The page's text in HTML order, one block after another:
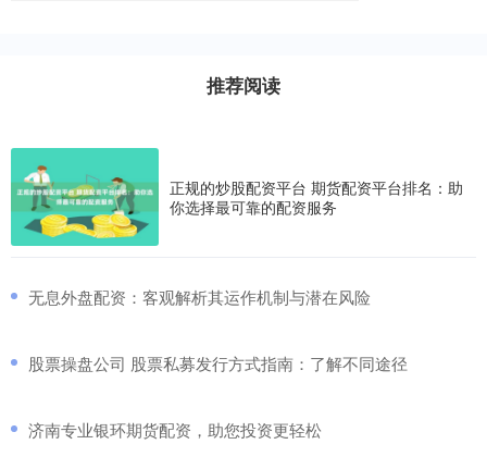
推荐阅读
正规的炒股配资平台 期货配资平台排名：助
你选择最可靠的配资服务
​无息外盘配资：客观解析其运作机制与潜在风险
​股票操盘公司 股票私募发行方式指南：了解不同途径
​济南专业银环期货配资，助您投资更轻松